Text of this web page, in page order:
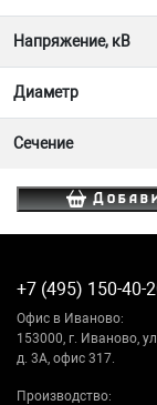
Напряжение, кВ
Диаметр
Сечение
+7 (495) 150-40-
Офис в Иваново:
153000, г. Иваново,
д. 3А, офис 317.
Производство: